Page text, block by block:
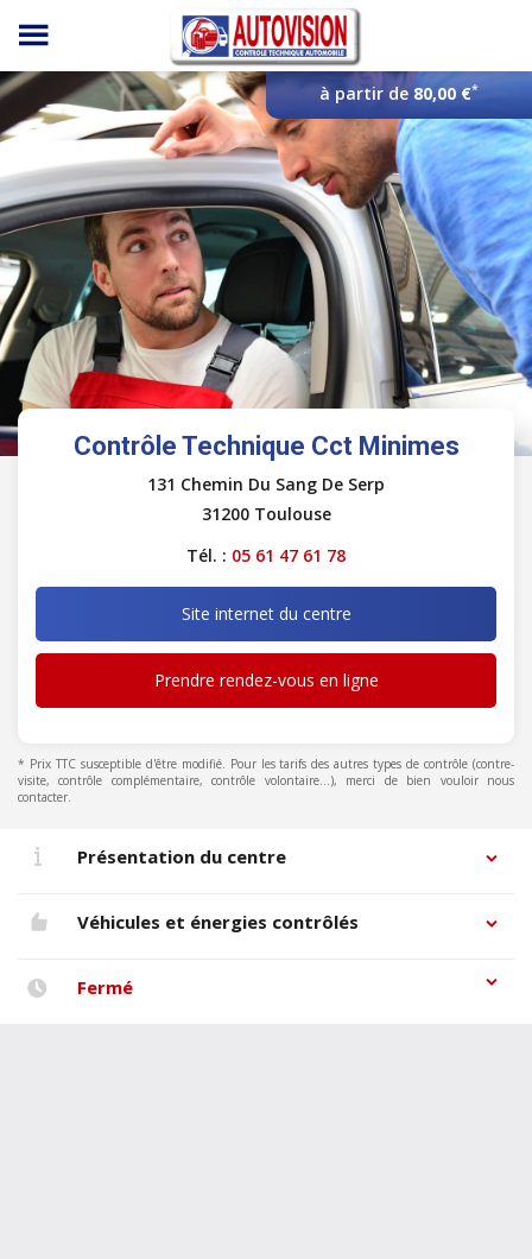
Panneau de gestion des cookies
à partir de80,00 €*
Contrôle Technique Cct Minimes
131 Chemin Du Sang De Serp
31200 Toulouse
Tél. : 05 61 47 61 78
Site internet du centre
Prendre rendez-vous en ligne
* Prix TTC susceptible d'être modifié. Pour les tarifs des autres types de contrôle (contre-
visite, contrôle complémentaire, contrôle volontaire...), merci de bien vouloir nous
contacter.
Présentation du centre
Véhicules et énergies contrôlés
Fermé